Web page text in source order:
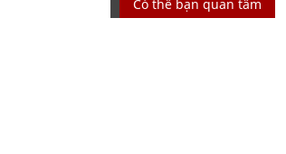
Có thể bạn quan tâm